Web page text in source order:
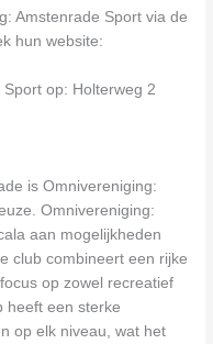
Amstenrade Sport via de
hun website:
op: Holterweg 2
is Omnivereniging:
Omnivereniging:
aan mogelijkheden
club combineert een rijke
op zowel recreatief
heeft een sterke
op elk niveau, wat het